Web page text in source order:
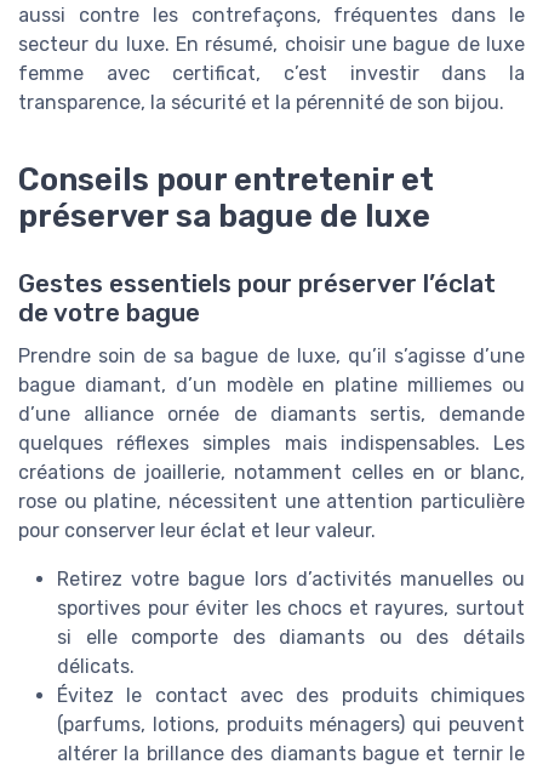
aussi contre les contrefaçons, fréquentes dans le
secteur du luxe. En résumé, choisir une bague de luxe
femme avec certificat, c’est investir dans la
transparence, la sécurité et la pérennité de son bijou.
Conseils pour entretenir et
préserver sa bague de luxe
Gestes essentiels pour préserver l’éclat
de votre bague
Prendre soin de sa bague de luxe, qu’il s’agisse d’une
bague diamant, d’un modèle en platine milliemes ou
d’une alliance ornée de diamants sertis, demande
quelques réflexes simples mais indispensables. Les
créations de joaillerie, notamment celles en or blanc,
rose ou platine, nécessitent une attention particulière
pour conserver leur éclat et leur valeur.
Retirez votre bague lors d’activités manuelles ou
sportives pour éviter les chocs et rayures, surtout
si elle comporte des diamants ou des détails
délicats.
Évitez le contact avec des produits chimiques
(parfums, lotions, produits ménagers) qui peuvent
altérer la brillance des diamants bague et ternir le